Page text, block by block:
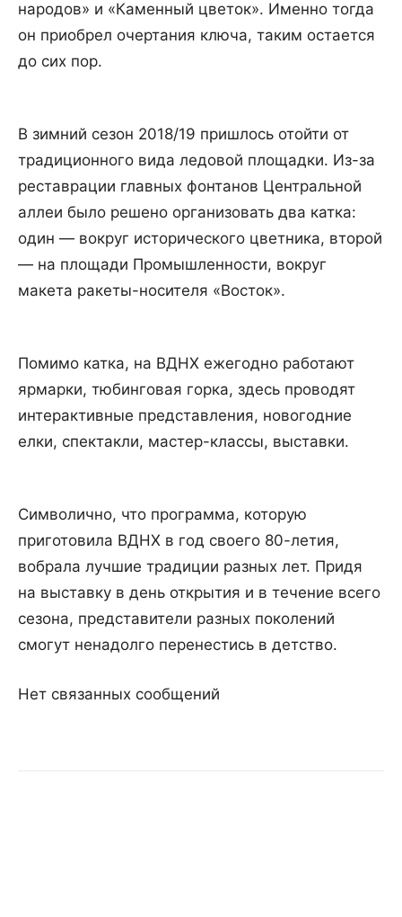
народов» и «Каменный цветок». Именно тогда
он приобрел очертания ключа, таким остается
до сих пор.
В зимний сезон 2018/19 пришлось отойти от
традиционного вида ледовой площадки. Из-за
реставрации главных фонтанов Центральной
аллеи было решено организовать два катка:
один — вокруг исторического цветника, второй
— на площади Промышленности, вокруг
макета ракеты-носителя «Восток».
Помимо катка, на ВДНХ ежегодно работают
ярмарки, тюбинговая горка, здесь проводят
интерактивные представления, новогодние
елки, спектакли, мастер-классы, выставки.
Символично, что программа, которую
приготовила ВДНХ в год своего 80-летия,
вобрала лучшие традиции разных лет. Придя
на выставку в день открытия и в течение всего
сезона, представители разных поколений
смогут ненадолго перенестись в детство.
Нет связанных сообщений